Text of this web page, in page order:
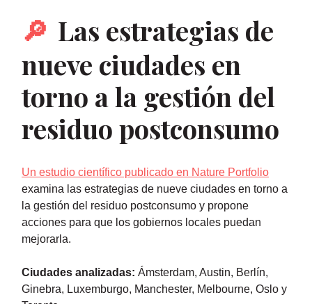
🔎 Las estrategias de
nueve ciudades en
torno a la gestión del
residuo postconsumo
Un estudio científico publicado en Nature Portfolio
examina las estrategias de nueve ciudades en torno a
la gestión del residuo postconsumo y propone
acciones para que los gobiernos locales puedan
mejorarla.
Ciudades analizadas: Ámsterdam, Austin, Berlín,
Ginebra, Luxemburgo, Manchester, Melbourne, Oslo y